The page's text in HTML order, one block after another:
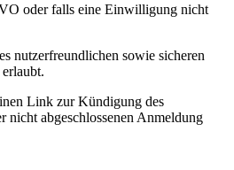
oder falls eine Einwilligung nicht
nutzerfreundlichen sowie sicheren
Link zur Kündigung des
nicht abgeschlossenen Anmeldung